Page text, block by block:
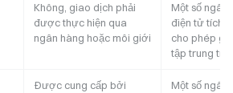
Không, giao dịch phải
được thực hiện qua
ngân hàng hoặc môi giới
Một số ngân
điện tử tích
cho phép
tập trung
Được cung cấp bởi
Một số ngân